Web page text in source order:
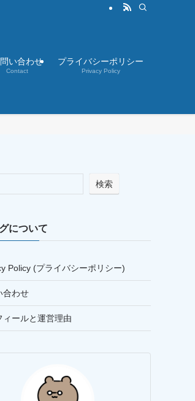
い合わせ
Contact
プライバシーポリシー
Privacy Policy
検索
について
Policy (プライバシーポリシー)
合わせ
ィールと運営理由